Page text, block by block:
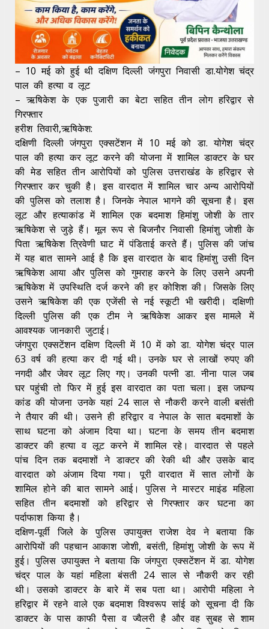
– 10 मई को हुई थी दक्षिण दिल्ली जंगपुरा निवासी डा.योगेश चंद्र
पाल की हत्या व लूट
– ऋषिकेश के एक पुजारी का बेटा सहित तीन लोग हरिद्वार से
गिरफ्तार
हरीश तिवारी,ऋषिकेश:
दक्षिणी दिल्ली जंगपुरा एक्सटेंशन में 10 मई को डा. योगेश चंद्र
पाल की हत्या कर लूट करने की योजना में शामिल डाक्टर के घर
की मेड सहित तीन आरोपियों को पुलिस उत्तराखंड के हरिद्वार से
गिरफ्तार कर चुकी है। इस वारदात में शामिल चार अन्य आरोपियों
की पुलिस को तलाश है। जिनके नेपाल भागने की सूचना है। इस
लूट और हत्याकांड में शामिल एक बदमाश हिमांशु जोशी के तार
ऋषिकेश से जुड़े हैं। मूल रूप से बिजनौर निवासी हिमांशु जोशी के
पिता ऋषिकेश त्रिवेणी घाट में पंडिताई करते हैं। पुलिस की जांच
में यह बात सामने आई है कि इस वारदात के बाद हिमांशु उसी दिन
ऋषिकेश आया और पुलिस को गुमराह करने के लिए उसने अपनी
ऋषिकेश में उपस्थिति दर्ज करने की हर कोशिश की। जिसके लिए
उसने ऋषिकेश की एक एजेंसी से नई स्कूटी भी खरीदी। दक्षिणी
दिल्ली पुलिस की एक टीम ने ऋषिकेश आकर इस मामले में
आवश्यक जानकारी जुटाई।
जंगपुरा एक्सटेंशन दक्षिण दिल्ली में 10 में को डा. योगेश चंद्र पाल
63 वर्ष की हत्या कर दी गई थी। उनके घर से लाखों रुपए की
नगदी और जेवर लूट लिए गए। उनकी पत्नी डा. नीना पाल जब
घर पहुंची तो फिर में हुई इस वारदात का पता चला। इस जघन्य
कांड की योजना उनके यहां 24 साल से नौकरी करने वाली बसंती
ने तैयार की थी। उसने ही हरिद्वार व नेपाल के सात बदमाशों के
साथ घटना को अंजाम दिया था। घटना के समय तीन बदमाश
डाक्टर की हत्या व लूट करने में शामिल रहे। वारदात से पहले
पांच दिन तक बदमाशों ने डाक्टर की रेकी थी और उसके बाद
वारदात को अंजाम दिया गया। पूरी वारदात में सात लोगों के
शामिल होने की बात सामने आई। पुलिस ने मास्टर माइंड महिला
सहित तीन बदमाशों को हरिद्वार से गिरफ्तार कर घटना का
पर्दाफाश किया है।
दक्षिण-पूर्वी जिले के पुलिस उपायुक्त राजेश देव ने बताया कि
आरोपियों की पहचान आकाश जोशी, बसंती, हिमांशु जोशी के रूप में
हुई। पुलिस उपायुक्त ने बताया कि जंगपुरा एक्सटेंशन में डा. योगेश
चंद्र पाल के यहां महिला बंसती 24 साल से नौकरी कर रही
थी। उसको डाक्टर के बारे में सब पता था। आरोपी महिला ने
हरिद्वार में रहने वाले एक बदमाश विश्वरूप सांई को सूचना दी कि
डाक्टर के पास काफी पैसा व ज्वैलरी है और वह सुबह से शाम